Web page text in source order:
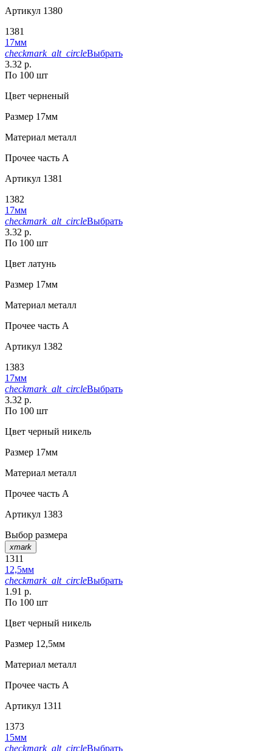
Артикул 1380
1381
17мм
checkmark_alt_circleВыбрать
3.32 р.
По 100 шт
Цвет черненый
Размер 17мм
Материал металл
Прочее часть A
Артикул 1381
1382
17мм
checkmark_alt_circleВыбрать
3.32 р.
По 100 шт
Цвет латунь
Размер 17мм
Материал металл
Прочее часть A
Артикул 1382
1383
17мм
checkmark_alt_circleВыбрать
3.32 р.
По 100 шт
Цвет черный никель
Размер 17мм
Материал металл
Прочее часть A
Артикул 1383
Выбор размера
xmark
1311
12,5мм
checkmark_alt_circleВыбрать
1.91 р.
По 100 шт
Цвет черный никель
Размер 12,5мм
Материал металл
Прочее часть A
Артикул 1311
1373
15мм
checkmark_alt_circleВыбрать